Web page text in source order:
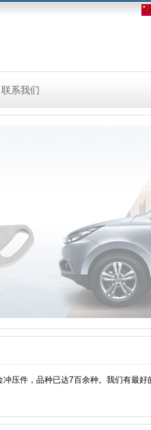
联系我们
件，品种已达7百余种。我们有最好